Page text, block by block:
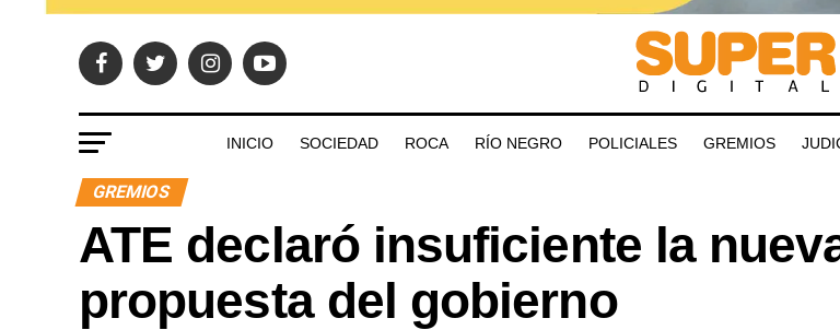
INICIO SOCIEDAD ROCA RÍO NEGRO POLICIALES GREMIOS
GREMIOS
ATE declaró insuficiente la
propuesta del gobierno